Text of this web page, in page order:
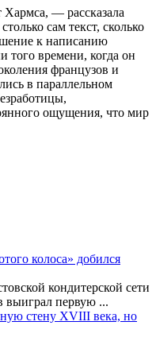
— рассказала
сам текст, сколько
к написанию
того времени, когда он
французов и
в параллельном
ощущения, что мир
колоса» добился
кондитерской сети
выиграл первую ...
стену XVIII века, но